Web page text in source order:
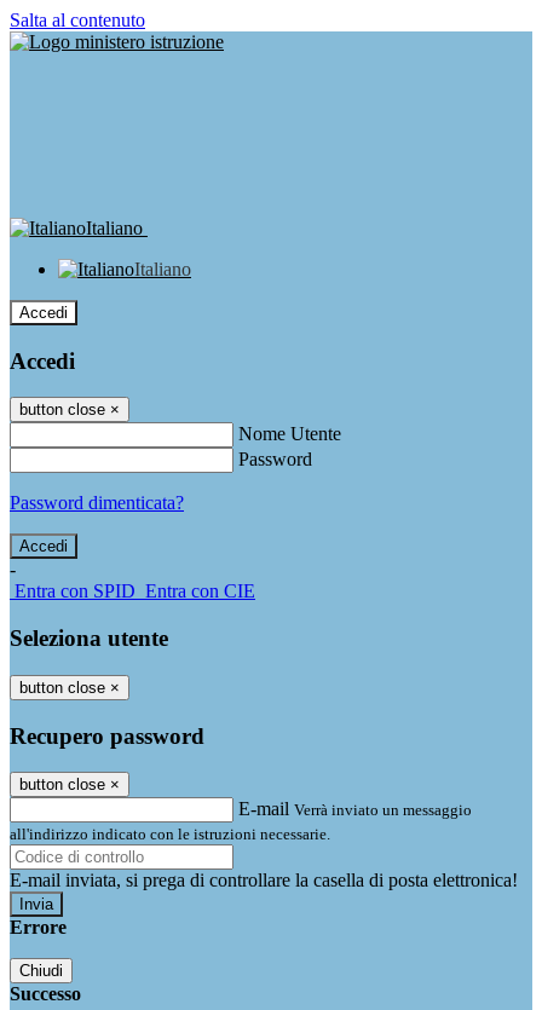
Salta al contenuto
Italiano
Italiano
Accedi
Accedi
button close ×
Nome Utente
Password
Password dimenticata?
-
Entra con SPID Entra con CIE
Seleziona utente
button close ×
Recupero password
button close ×
E-mail Verrà inviato un messaggio
all'indirizzo indicato con le istruzioni necessarie.
E-mail inviata, si prega di controllare la casella di posta elettronica!
Errore
Chiudi
Successo